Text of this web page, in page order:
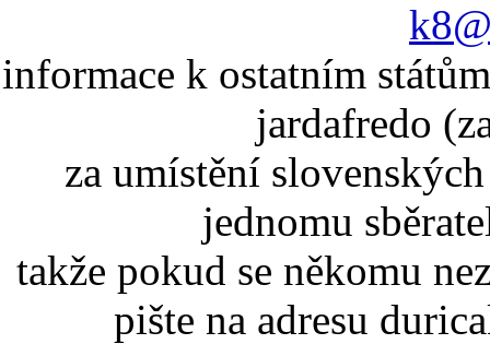
informace k ostatním
jardafredo
za umístění
jednomu
takže pokud se někomu
pište na adresu